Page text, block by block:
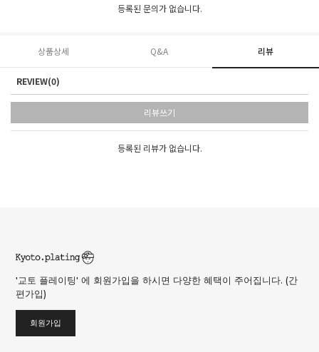
등록된 문의가 없습니다.
상품상세 Q&A 리뷰
REVIEW(0)
리뷰쓰기
등록된 리뷰가 없습니다.
'교토 플레이팅' 에 회원가입을 하시면 다양한 혜택이 주어집니다. (간
편가입)
회원가입